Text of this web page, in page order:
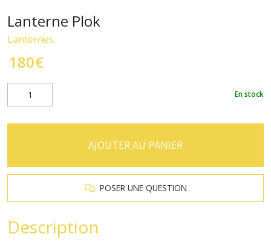
Lanterne Plok
Lanternes
180€
En stock
AJOUTER AU PANIER
POSER UNE QUESTION
Description